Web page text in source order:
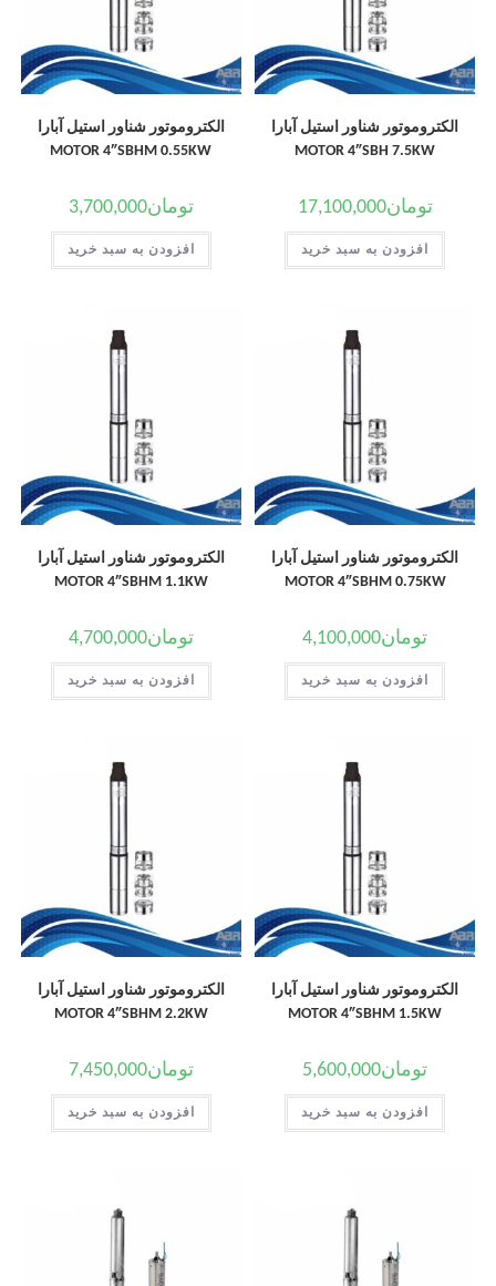
الکتروموتور شناور استیل آبارا
MOTOR 4″SBH 7.5KW
تومان17,100,000
افزودن به سبد خرید
الکتروموتور شناور استیل آبارا
MOTOR 4″SBHM 0.55KW
تومان3,700,000
افزودن به سبد خرید
الکتروموتور شناور استیل آبارا
MOTOR 4″SBHM 0.75KW
تومان4,100,000
افزودن به سبد خرید
الکتروموتور شناور استیل آبارا
MOTOR 4″SBHM 1.1KW
تومان4,700,000
افزودن به سبد خرید
الکتروموتور شناور استیل آبارا
MOTOR 4″SBHM 1.5KW
تومان5,600,000
افزودن به سبد خرید
الکتروموتور شناور استیل آبارا
MOTOR 4″SBHM 2.2KW
تومان7,450,000
افزودن به سبد خرید